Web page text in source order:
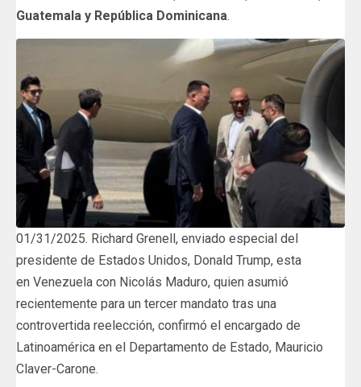
Guatemala y República Dominicana.
01/31/2025. Richard Grenell, enviado especial del
presidente de Estados Unidos, Donald Trump, esta
en Venezuela con Nicolás Maduro, quien asumió
recientemente para un tercer mandato tras una
controvertida reelección, confirmó el encargado de
Latinoamérica en el Departamento de Estado, Mauricio
Claver-Carone.